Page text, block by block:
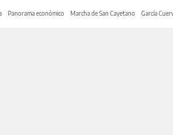
Panorama económico Marcha de San Cayetano García